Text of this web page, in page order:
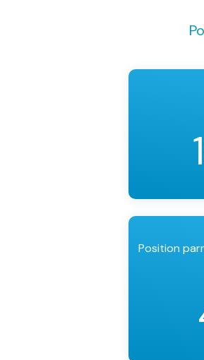
Position